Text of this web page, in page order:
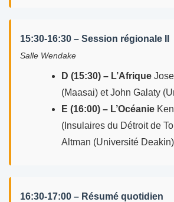
15:30-16:30 – Session régionale II
Salle Wendake
D (15:30) – L’Afrique
(Maasai) et John Galaty
E (16:00) – L’Océanie
(Insulaires du Détroit de
Altman (Université Deakin)
16:30-17:00 – Résumé quotidien